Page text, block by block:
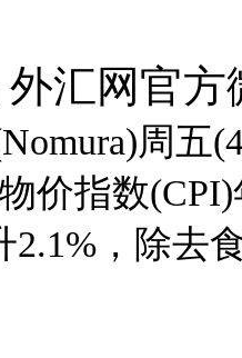
外汇网官方
周五(4
价指数
2.1%，除去